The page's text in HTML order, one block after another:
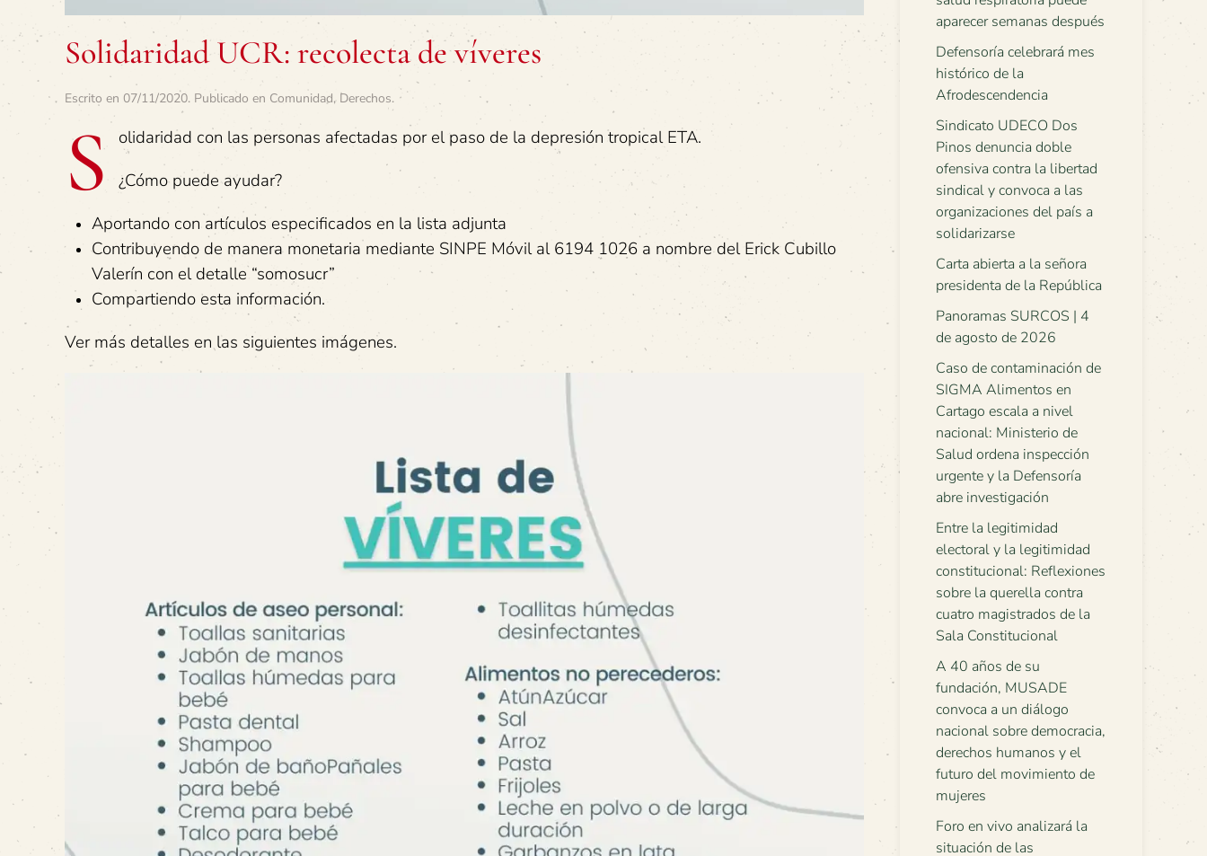
Solidaridad UCR: recolecta de víveres
Escrito en 07/11/2020. Publicado en Comunidad, Derechos.
S
olidaridad con las personas afectadas por el paso de la depresión tropical ETA.
¿Cómo puede ayudar?
Aportando con artículos especificados en la lista adjunta
Contribuyendo de manera monetaria mediante SINPE Móvil al 6194 1026 a nombre del Erick Cubillo
Valerín con el detalle “somosucr”
Compartiendo esta información.
Ver más detalles en las siguientes imágenes.
aparecer semanas después
Defensoría celebrará mes
histórico de la
Afrodescendencia
Sindicato UDECO Dos
Pinos denuncia doble
ofensiva contra la libertad
sindical y convoca a las
organizaciones del país a
solidarizarse
Carta abierta a la señora
presidenta de la República
Panoramas SURCOS | 4
de agosto de 2026
Caso de contaminación de
SIGMA Alimentos en
Cartago escala a nivel
nacional: Ministerio de
Salud ordena inspección
urgente y la Defensoría
abre investigación
Entre la legitimidad
electoral y la legitimidad
constitucional: Reflexiones
sobre la querella contra
cuatro magistrados de la
Sala Constitucional
A 40 años de su
fundación, MUSADE
convoca a un diálogo
nacional sobre democracia,
derechos humanos y el
futuro del movimiento de
mujeres
Foro en vivo analizará la
situación de las